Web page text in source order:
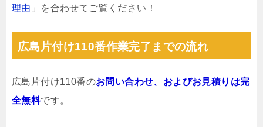
理由 」を合わせてご覧ください！
広島片付け110番作業完了までの流れ
広島片付け110番のお問い合わせ、およびお見積りは完
全無料です。